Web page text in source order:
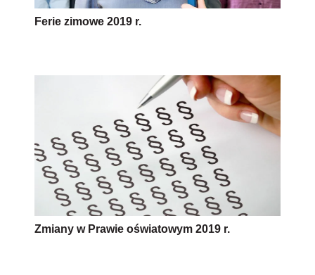
Ferie zimowe 2019 r.
Zmiany w Prawie oświatowym 2019 r.